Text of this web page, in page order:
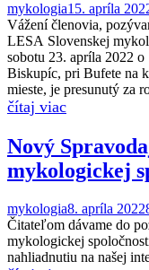
mykologia15. apríla
Vážení členovia,
LESA Slovenskej
sobotu 23. apríla 2022
Biskupíc, pri Bufete na
mieste, je presunutý za
Nový
mykologickej
mykologia8. apríla 2022
Čitateľom dávame do
mykologickej
nahliadnutiu na našej